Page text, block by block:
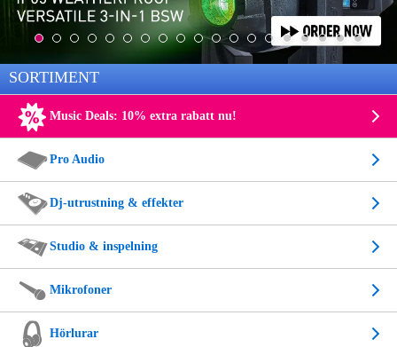
SORTIMENT
Music Deals: 10% extra rabatt nu!
Pro Audio
Dj-utrustning & effekter
Studio & inspelning
Mikrofoner
Hörlurar